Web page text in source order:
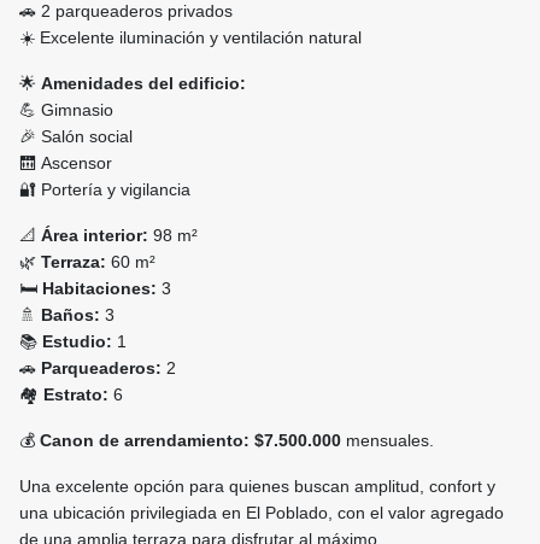
🚗 2 parqueaderos privados
☀️ Excelente iluminación y ventilación natural
🌟 Amenidades del edificio:
💪 Gimnasio
🎉 Salón social
🛗 Ascensor
🔐 Portería y vigilancia
📐 Área interior: 98 m²
🌿 Terraza: 60 m²
🛏️ Habitaciones: 3
🚿 Baños: 3
📚 Estudio: 1
🚗 Parqueaderos: 2
🏘️ Estrato: 6
💰 Canon de arrendamiento: $7.500.000 mensuales.
Una excelente opción para quienes buscan amplitud, confort y
una ubicación privilegiada en El Poblado, con el valor agregado
de una amplia terraza para disfrutar al máximo.